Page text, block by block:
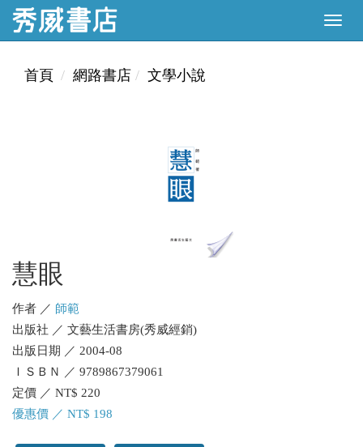
首頁 網路書店 文學小說
慧眼
作者 ／ 師範
出版社 ／ 文藝生活書房(秀威經銷)
出版日期 ／ 2004-08
ＩＳＢＮ ／ 9789867379061
定價 ／ NT$ 220
優惠價 ／ NT$ 198